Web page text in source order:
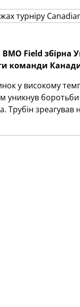
BMO Field
команди
у високому
уникнув
Трубін